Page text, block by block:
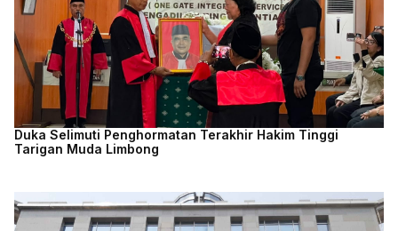
Duka Selimuti Penghormatan Terakhir Hakim Tinggi
Tarigan Muda Limbong